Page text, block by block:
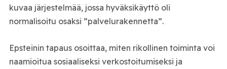
kuvaa järjestelmää, jossa hyväksikäyttö oli
normalisoitu osaksi ”palvelurakennetta”.
Epsteinin tapaus osoittaa, miten rikollinen toiminta voi
naamioitua sosiaaliseksi verkostoitumiseksi ja